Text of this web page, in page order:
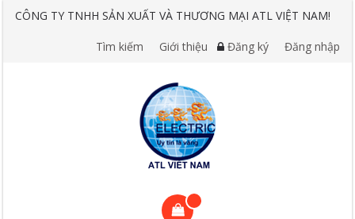
CÔNG TY TNHH SẢN XUẤT VÀ THƯƠNG MẠI ATL VIỆT NAM!
Tìm kiếm Giới thiệu Đăng ký Đăng nhập